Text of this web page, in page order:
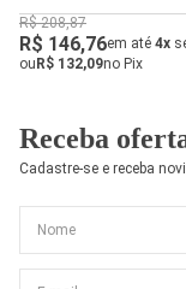
R$ 208,87
R$ 146,76em até 4x
ouR$ 132,09no Pix
Receba
Cadastre-se e receba